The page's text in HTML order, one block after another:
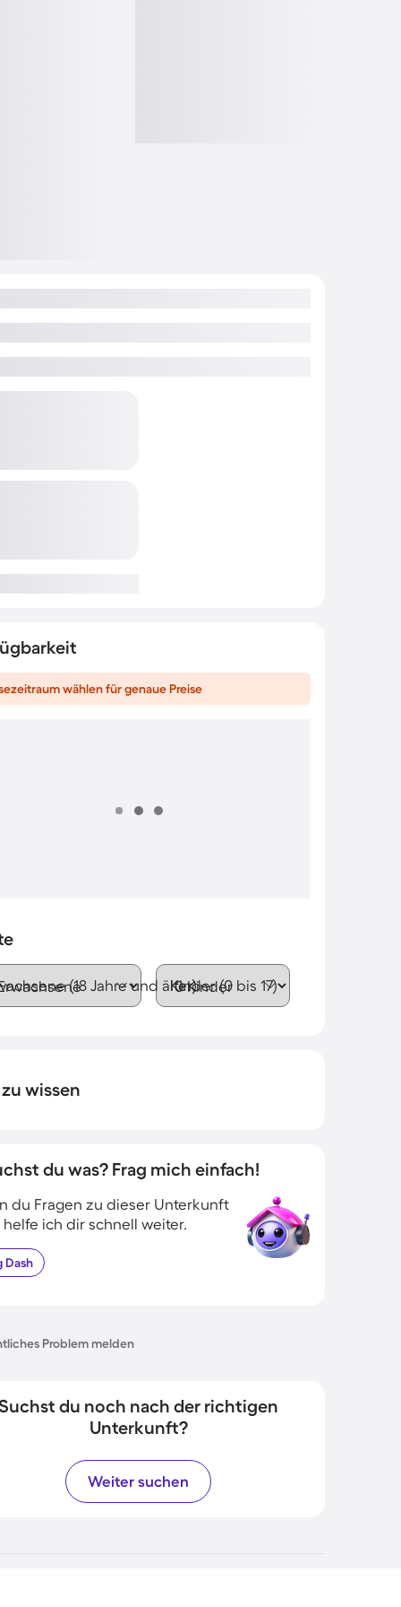
wählen für genaue Preise
(18 Jahre und älter)Kinder (0 bis 17)
wissen
du was? Frag mich einfach!
du Fragen zu dieser Unterkunft
helfe ich dir schnell weiter.
Dash
Problem melden
du noch nach der richtigen
Unterkunft?
Weiter suchen